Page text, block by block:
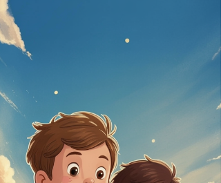
voller leuchtender Pflanzen und
glitzernder Geheimnisse. Ein liebevolles
und fesselndes Leseabenteuer, das kleine
begleitet.